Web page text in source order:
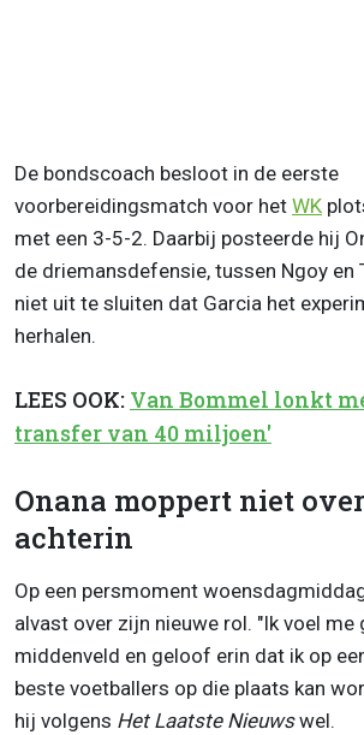
De bondscoach besloot in de eerste
voorbereidingsmatch voor het WK
met een 3-5-2. Daarbij posteerde hij
de driemansdefensie, tussen Ngoy en
niet uit te sluiten dat Garcia het
herhalen.
LEES OOK: Van Bommel lonkt
transfer van 40 miljoen'
Onana moppert niet
achterin
Op een persmoment
alvast over zijn nieuwe rol. "Ik voel me
middenveld en geloof erin dat ik op
beste voetballers op die plaats kan
hij volgens Het Laatste Nieuwswel.